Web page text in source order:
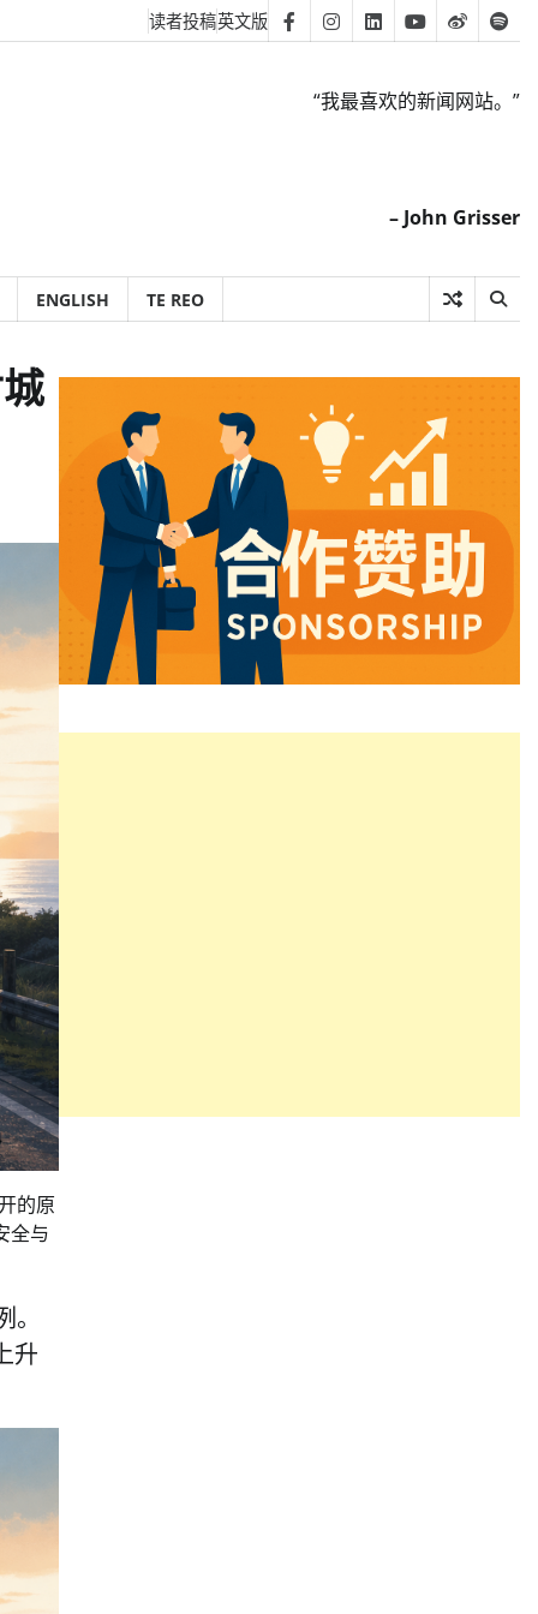
读者投稿英文版 FacebookInstagram
LinkedinYoutube
Weibo
“我最喜欢的新闻网站。”
– John Grisser
ENGLISH TE REO
的原
全与
升